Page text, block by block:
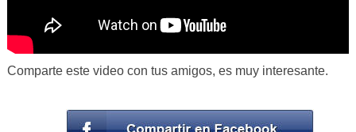
Comparte este video con tus amigos, es muy interesante.